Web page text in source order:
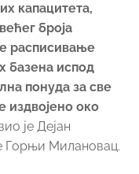
капацитета,
броја
расписивање
базена испод
понуда за све
издвојено око
је Дејан
Горњи Милановац.